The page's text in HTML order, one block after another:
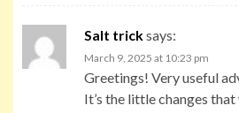
Salt tricksays:
March 9, 2025 at 10:23 pm
Greetings! Very useful
It’s the little changes